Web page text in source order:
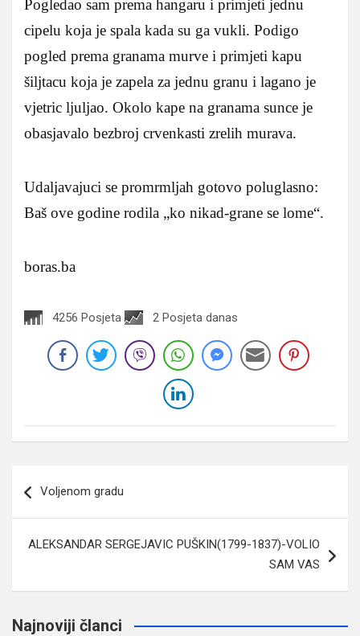
Pogledao sam prema hangaru i primjeti jednu
cipelu koja je spala kada su ga vukli. Podigo
pogled prema granama murve i primjeti kapu
šiljtacu koja je zapela za jednu granu i lagano je
vjetric ljuljao. Okolo kape na granama sunce je
obasjavalo bezbroj crvenkasti zrelih murava.
Udaljavajuci se promrmljah gotovo poluglasno­­:
Baš ove godine rodila „ko nikad-grane se lome“.
boras.ba
4256 Posjeta 2 Posjeta danas
članaka
Voljenom gradu
ALEKSANDAR SERGEJAVIC PUŠKIN(1799-1837)-VOLIO
SAM VAS
Najnoviji članci